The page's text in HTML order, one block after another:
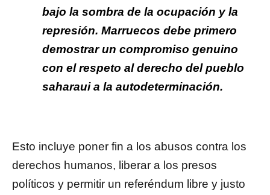
bajo la sombra de la ocupación y la
represión. Marruecos debe primero
demostrar un compromiso genuino
con el respeto al derecho del pueblo
saharaui a la autodeterminación.
Esto incluye poner fin a los abusos contra los
derechos humanos, liberar a los presos
políticos y permitir un referéndum libre y justo